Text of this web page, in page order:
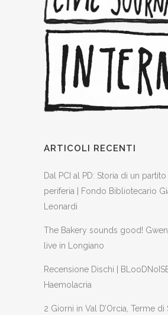
ARTICOLI RECENTI
Dal PCI al PD: Storia di un
periferia | Fondo Bibliotecario
Leonardi
The Bakery sounds good!
live in Longiano
Recensione Dischi |
Haemolacria
2 Giorni in Val D’Orcia, Terme